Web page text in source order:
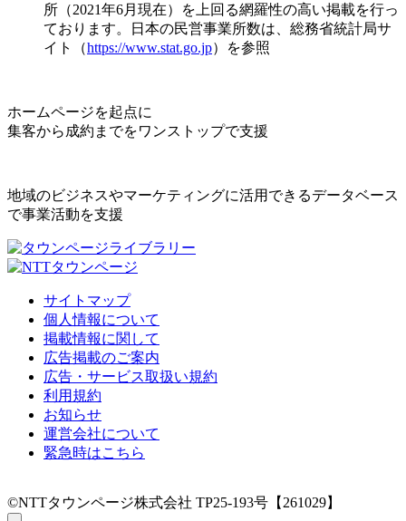
所（2021年6月現在）を上回る網羅性の高い掲載を行っ
ております。日本の民営事業所数は、総務省統計局サ
イト（https://www.stat.go.jp）を参照
ホームページを起点に
集客から成約までをワンストップで支援
地域のビジネスやマーケティングに活用できるデータベース
で事業活動を支援
サイトマップ
個人情報について
掲載情報に関して
広告掲載のご案内
広告・サービス取扱い規約
利用規約
お知らせ
運営会社について
緊急時はこちら
©NTTタウンページ株式会社 TP25-193号【261029】